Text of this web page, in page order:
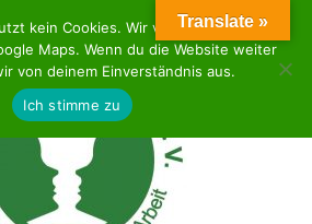
Translate »
kein Cookies. Wir verwenden aber
Maps. Wenn du die Website weiter
von deinem Einverständnis aus.
Ich stimme zu